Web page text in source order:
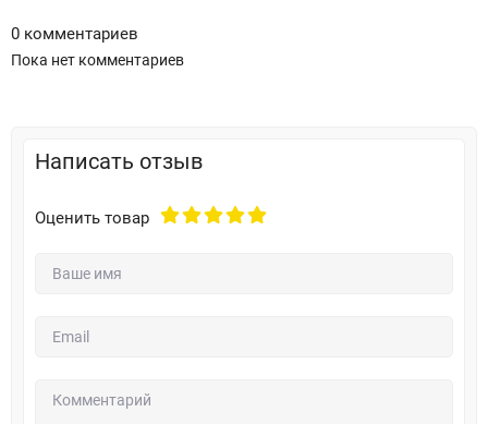
0 комментариев
Пока нет комментариев
Написать отзыв
Оценить товар